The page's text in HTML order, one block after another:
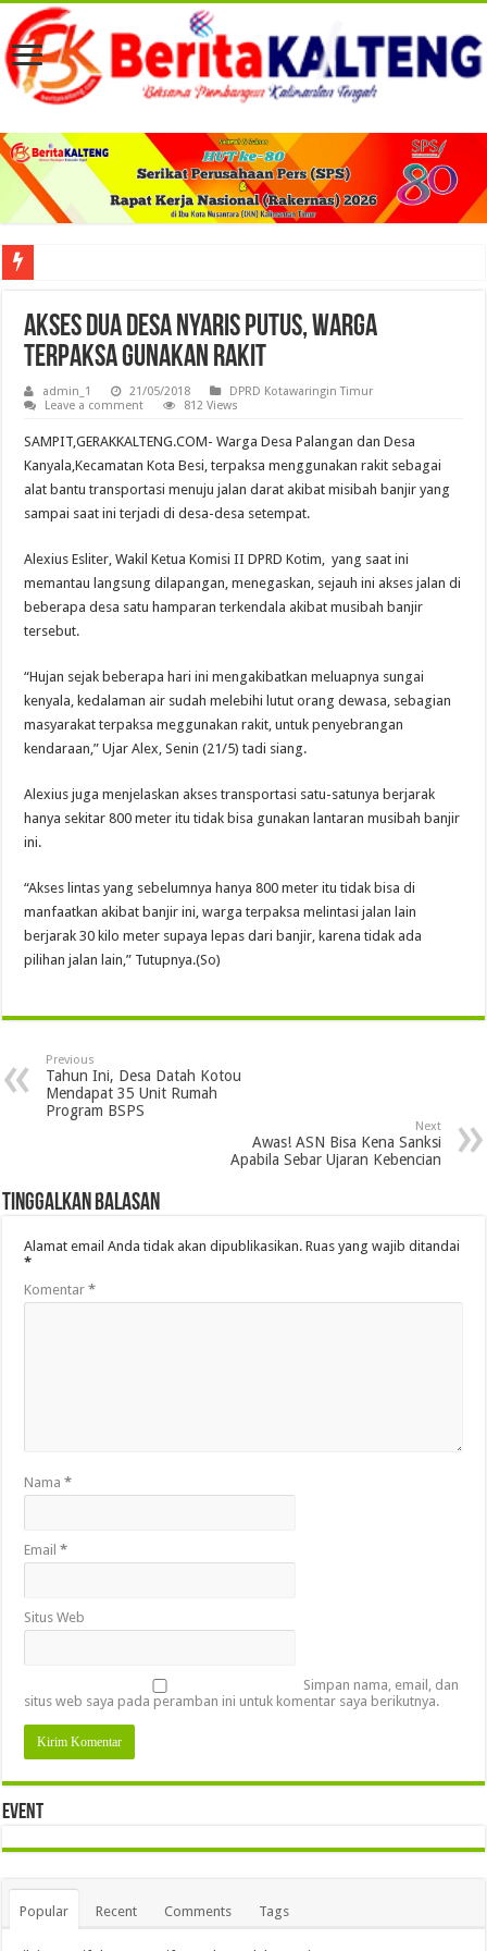
Akses Dua Desa Nyaris Putus, Warga
Terpaksa Gunakan Rakit
admin_1 21/05/2018
DPRD Kotawaringin Timur
Leave a comment
812 Views
SAMPIT,GERAKKALTENG.COM- Warga Desa Palangan dan Desa
Kanyala,Kecamatan Kota Besi, terpaksa menggunakan rakit sebagai
alat bantu transportasi menuju jalan darat akibat misibah banjir yang
sampai saat ini terjadi di desa-desa setempat.
Alexius Esliter, Wakil Ketua Komisi II DPRD Kotim, yang saat ini
memantau langsung dilapangan, menegaskan, sejauh ini akses jalan di
beberapa desa satu hamparan terkendala akibat musibah banjir
tersebut.
“Hujan sejak beberapa hari ini mengakibatkan meluapnya sungai
kenyala, kedalaman air sudah melebihi lutut orang dewasa, sebagian
masyarakat terpaksa meggunakan rakit, untuk penyebrangan
kendaraan,” Ujar Alex, Senin (21/5) tadi siang.
Alexius juga menjelaskan akses transportasi satu-satunya berjarak
hanya sekitar 800 meter itu tidak bisa gunakan lantaran musibah banjir
ini.
“Akses lintas yang sebelumnya hanya 800 meter itu tidak bisa di
manfaatkan akibat banjir ini, warga terpaksa melintasi jalan lain
berjarak 30 kilo meter supaya lepas dari banjir, karena tidak ada
pilihan jalan lain,” Tutupnya.(So)
Previous
Tahun Ini, Desa Datah Kotou
Mendapat 35 Unit Rumah
Program BSPS
Next
Awas! ASN Bisa Kena Sanksi
Apabila Sebar Ujaran Kebencian
Tinggalkan Balasan
Alamat email Anda tidak akan dipublikasikan. Ruas yang wajib ditandai
*
Komentar*
Nama*
Email*
Situs Web
Simpan nama, email, dan
situs web saya pada peramban ini untuk komentar saya berikutnya.
Event
Popular Recent Comments Tags